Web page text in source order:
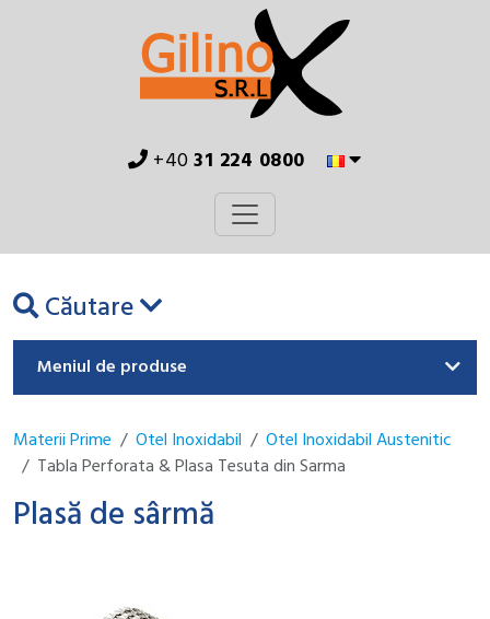
+4031 224 0800
Căutare
Meniul de produse
Materii Prime Otel Inoxidabil
Otel Inoxidabil Austenitic
Tabla Perforata & Plasa Tesuta din Sarma
Plasă de sârmă